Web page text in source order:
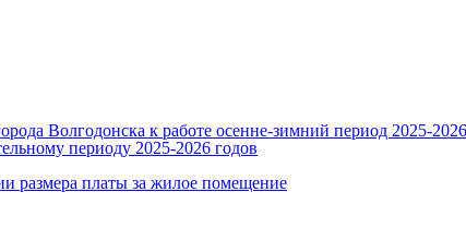
Волгодонска к работе осенне-зимний период 2025-
периоду 2025-2026 годов
размера платы за жилое помещение